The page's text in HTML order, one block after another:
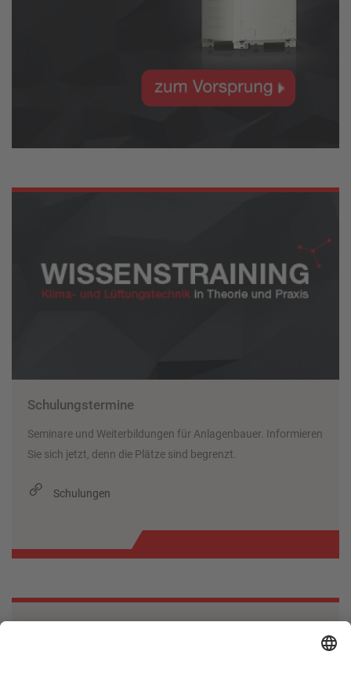
Schulungstermine
Seminare und Weiterbildungen für Anlagenbauer. Informieren
Sie sich jetzt, denn die Plätze sind begrenzt.
Schulungen